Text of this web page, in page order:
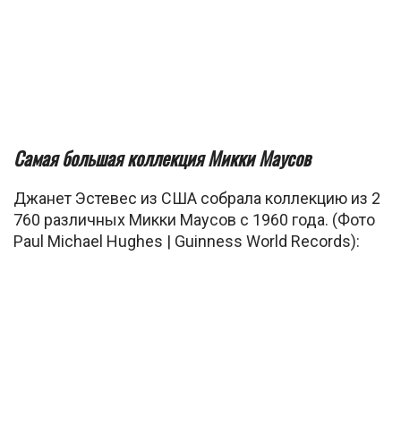
Самая большая коллекция Микки Маусов
Джанет Эстевес из США собрала коллекцию из 2
760 различных Микки Маусов с 1960 года. (Фото
Paul Michael Hughes | Guinness World Records):